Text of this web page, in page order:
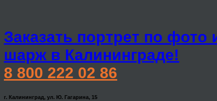
Заказать портрет по фото
шарж в Калининграде!
8 800 222 02 86
г. Калининград, ул. Ю. Гагарина, 15